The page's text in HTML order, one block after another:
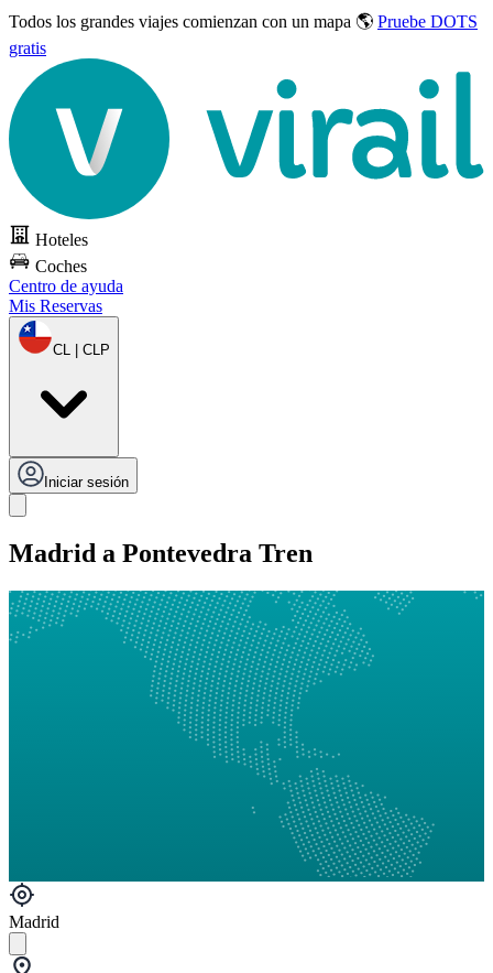
Todos los grandes viajes comienzan con un mapa 🌎 Pruebe DOTS
gratis
Hoteles
Coches
Centro de ayuda
Mis Reservas
CL | CLP
Iniciar sesión
Madrid a Pontevedra Tren
Madrid